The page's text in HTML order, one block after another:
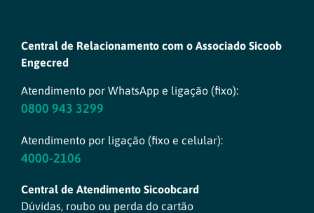
Central de Relacionamento com o Associado Sicoob
Engecred
Atendimento por WhatsApp e ligação (fixo):
0800 943 3299
Atendimento por ligação (fixo e celular):
4000-2106
Central de Atendimento Sicoobcard
Dúvidas, roubo ou perda do cartão